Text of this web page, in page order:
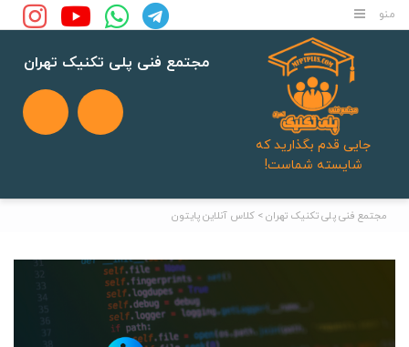
مجتمع فنی پلی تکنیک تهران
جایی قدم بگذارید که
شایسته شماست!
مجتمع فنی پلی تکنیک تهران> کلاس آنلاین پایتون